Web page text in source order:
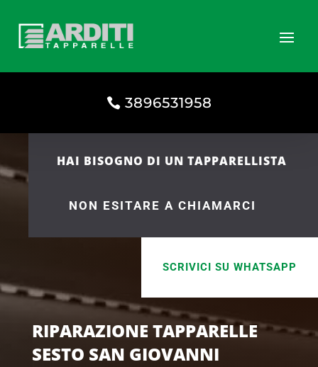
3896531958
HAI BISOGNO DI UN TAPPARELLISTA
NON ESITARE A CHIAMARCI
SCRIVICI SU WHATSAPP
RIPARAZIONE TAPPARELLE
SESTO SAN GIOVANNI